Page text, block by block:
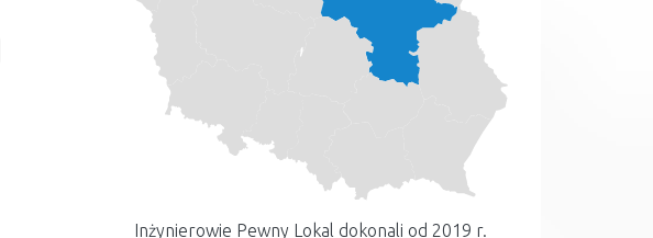
Inżynierowie Pewny Lokal dokonali od 2019 r.